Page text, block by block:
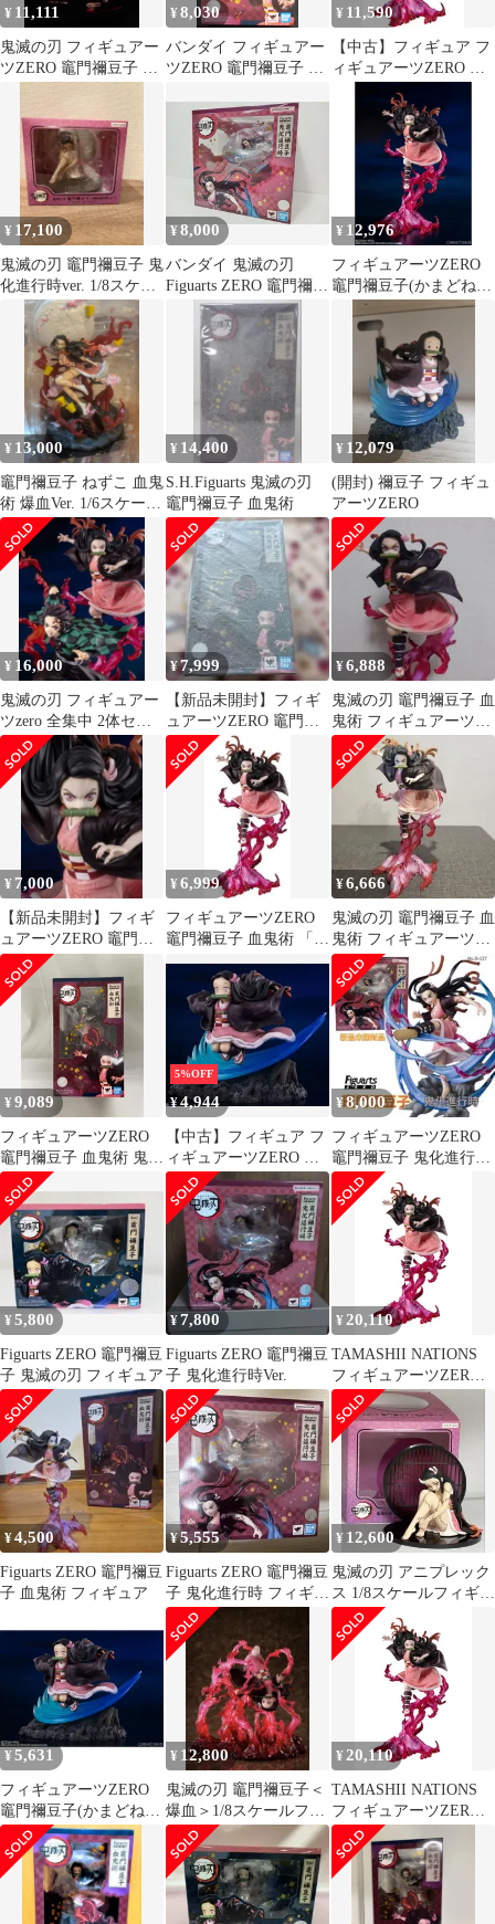
¥ 11,111
鬼滅の刃 フィギュアー
ツZERO 竈門禰豆子 血
¥8,030
バンダイ フィギュアー
ツZERO 竈門禰豆子 血
¥ 11,590
【中古】フィギュア フ
ィギュアーツZERO 竈
¥ 17,100
鬼滅の刃 竈門禰豆子 鬼
化進行時ver. 1/8スケー
ルフィギュア 新品未
使用品
¥8,000
バンダイ 鬼滅の刃
Figuarts ZERO 竈門禰豆
子 鬼化進行時 フィギュ
ア 未開封品 [MO-8265]
¥ 12,976
フィギュアーツZERO
竈門禰豆子(かまどねず
こ) 血鬼術 鬼滅の刃 完
成品 フィギュア バンダ
イスピリッツ
¥ 13,000
竈門禰豆子 ねずこ 血鬼
術 爆血Ver. 1/6スケール
塗装済み完成品
¥ 14,400
S.H.Figuarts 鬼滅の刃
竈門禰豆子 血鬼術
¥ 12,079
(開封) 禰豆子 フィギュ
アーツZERO
¥ 16,000
鬼滅の刃 フィギュアー
ツzero 全集中 2体セッ
ト
¥7,999
【新品未開封】フィギ
ュアーツZERO 竈門禰
豆子 血鬼術 「鬼滅の
刃」
¥6,888
鬼滅の刃 竈門禰豆子 血
鬼術 フィギュアーツ
ZERO
¥ 7,000
【新品未開封】フィギ
ュアーツZERO 竈門禰
豆子 血鬼術 「鬼滅の
刃」
¥6,999
フィギュアーツZERO
竈門禰豆子 血鬼術 「鬼
滅の刃」 アニプレッ
クス
¥6,666
鬼滅の刃 竈門禰豆子 血
鬼術 フィギュアーツ
ZERO フィギュア
¥9,089
フィギュアーツZERO
竈門禰豆子 血鬼術 鬼滅
の刃
5%OFF
¥4,944
【中古】フィギュア フ
ィギュアーツZERO 竈
門禰豆子 「鬼滅の刃」
¥8,000
フィギュアーツZERO
竈門禰豆子 鬼化進行時
【未開封品】
¥5,800
Figuarts ZERO 竈門禰豆
子 鬼滅の刃 フィギュア
¥7,800
Figuarts ZERO 竈門禰豆
子 鬼化進行時Ver.
¥ 20,110
TAMASHII NATIONS
フィギュアーツZERO
鬼滅の刃 竈門襧豆子 血
鬼術 約240mm PVC・
ABS製 塗装済み完成品
フィギュア BAS61514
¥4,500
Figuarts ZERO 竈門禰豆
子 血鬼術 フィギュア
¥5,555
Figuarts ZERO 竈門禰豆
子 鬼化進行時 フィギュ
ア
¥ 12,600
鬼滅の刃 アニプレック
ス 1/8スケールフィギュ
ア 竈門禰豆子 鬼化進行
時
¥ 5,631
フィギュアーツZERO
竈門禰豆子(かまどねず
こ) 鬼滅の刃 完成品 フ
ィギュア バンダイスピ
リッツ
¥ 12,800
鬼滅の刃 竈門禰豆子＜
爆血＞1/8スケールフィ
ギュア 定価16,000円
¥ 20,110
TAMASHII NATIONS
フィギュアーツZERO
鬼滅の刃 竈門襧豆子 血
鬼術 約240mm PVC・
ABS製 塗装済み完成品
フィギュア BAS61514